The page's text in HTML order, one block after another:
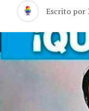
Escrito por